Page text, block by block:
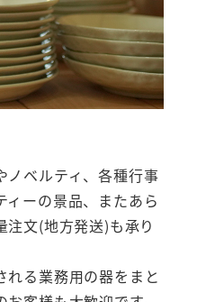
ノベルティ、各種行事
ィーの景品、またあら
注文(地方発送)も承り
れる業務用の器をまと